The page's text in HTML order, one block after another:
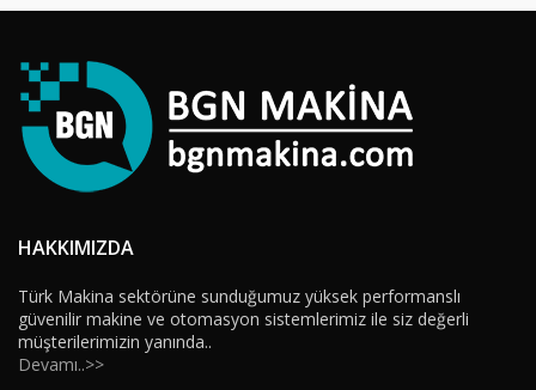
HAKKIMIZDA
Türk Makina sektörüne sunduğumuz yüksek performanslı
güvenilir makine ve otomasyon sistemlerimiz ile siz değerli
müşterilerimizin yanında..
Devamı..>>